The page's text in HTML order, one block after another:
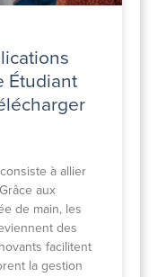
Étudiant
à allier
aux
de main, les
des
facilitent
la gestion